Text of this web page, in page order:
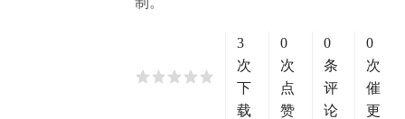
3
次
下
载
0
次
点
赞
0
条
评
论
0
次
催
更